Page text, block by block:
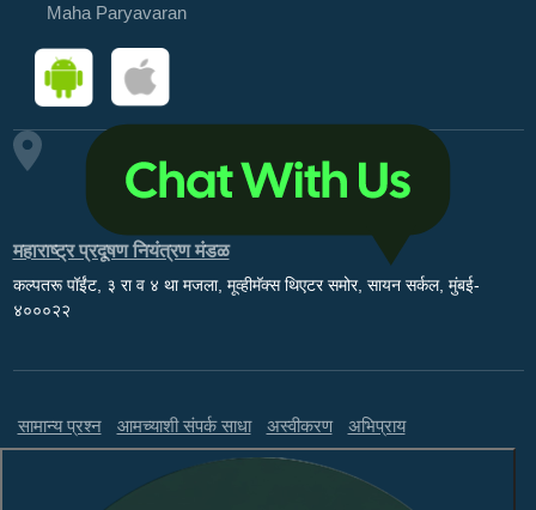
Maha Paryavaran
महाराष्ट्र प्रदूषण नियंत्रण मंडळ
कल्पतरू पॉईंट, ३ रा व ४ था मजला, मूव्हीमॅक्स थिएटर समोर, सायन सर्कल, मुंबई-
४०००२२
सामान्य प्रश्न आमच्याशी संपर्क साधा अस्वीकरण अभिप्राय